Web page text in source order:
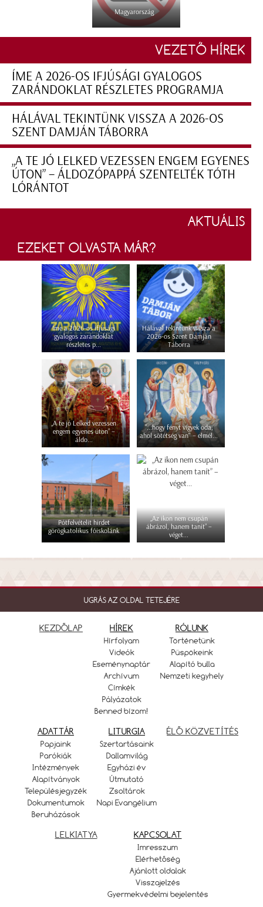
Magyarország
VEZETŐ HÍREK
ÍME A 2026-OS IFJÚSÁGI GYALOGOS
ZARÁNDOKLAT RÉSZLETES PROGRAMJA
HÁLÁVAL TEKINTÜNK VISSZA A 2026-OS
SZENT DAMJÁN TÁBORRA
„A TE JÓ LELKED VEZESSEN ENGEM EGYENES
ÚTON” – ÁLDOZÓPAPPÁ SZENTELTÉK TÓTH
LÓRÁNTOT
AKTUÁLIS
EZEKET OLVASTA MÁR?
Íme a 2026-os ifjúsági
gyalogos zarándoklat
részletes p...
Hálával tekintünk vissza a
2026-os Szent Damján
Táborra
„A te jó Lelked vezessen
engem egyenes úton” –
áldo...
"...hogy fényt vigyek oda,
ahol sötétség van" – elmél...
Pótfelvételit hirdet
görögkatolikus főiskolánk
„Az ikon nem csupán
ábrázol, hanem tanít” –
véget...
UGRÁS AZ OLDAL TETEJÉRE
KEZDŐLAP HÍREK
Hírfolyam
Videók
Eseménynaptár
Archívum
Címkék
Pályázatok
Benned bízom!
RÓLUNK
Történetünk
Püspökeink
Alapító bulla
Nemzeti kegyhely
ADATTÁR
Papjaink
Parókiák
Intézmények
Alapítványok
Településjegyzék
Dokumentumok
Beruházások
LITURGIA
Szertartásaink
Dallamvilág
Egyházi év
Útmutató
Zsoltárok
Napi Evangélium
ÉLŐ KÖZVETÍTÉS
LELKIATYA KAPCSOLAT
Imresszum
Elérhetőség
Ajánlott oldalak
Visszajelzés
Gyermekvédelmi bejelentés